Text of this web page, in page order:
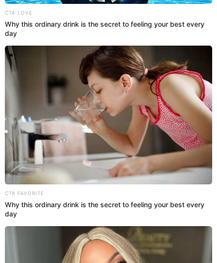
15 Sep 2025 | 12:36 h
Cierre total en la avenida Grau: conoce el nuevo
plan de desvíos desde el 15 de septiembre
El cierre de un tramo de la avenida Grau generará cambios
importantes en el tránsito de Lima. Entérate aquí del plan de
desvíos y rutas alternas.
Omar Chira
Centro de Lima